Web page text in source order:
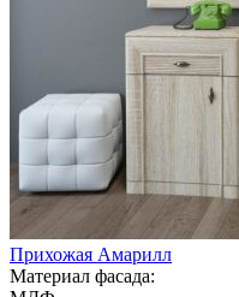
Прихожая Амарилл
Материал фасада: